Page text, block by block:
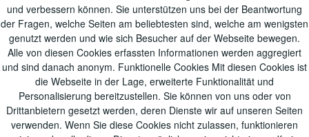
und verbessern können. Sie unterstützen uns bei der Beantwortung
der Fragen, welche Seiten am beliebtesten sind, welche am wenigsten
genutzt werden und wie sich Besucher auf der Webseite bewegen.
Alle von diesen Cookies erfassten Informationen werden aggregiert
und sind danach anonym. Funktionelle Cookies Mit diesen Cookies ist
die Webseite in der Lage, erweiterte Funktionalität und
Personalisierung bereitzustellen. Sie können von uns oder von
Drittanbietern gesetzt werden, deren Dienste wir auf unseren Seiten
verwenden. Wenn Sie diese Cookies nicht zulassen, funktionieren